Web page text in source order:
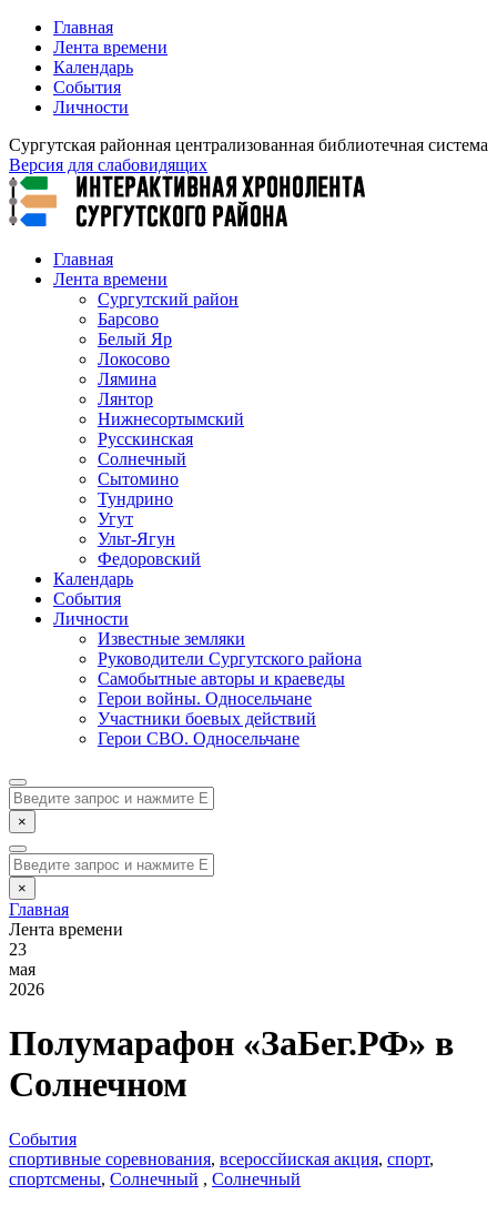
Главная
Лента времени
Календарь
События
Личности
Сургутская районная централизованная библиотечная система
Версия для слабовидящих
Главная
Лента времени
Сургутский район
Барсово
Белый Яр
Локосово
Лямина
Лянтор
Нижнесортымский
Русскинская
Солнечный
Сытомино
Тундрино
Угут
Ульт-Ягун
Федоровский
Календарь
События
Личности
Известные земляки
Руководители Сургутского района
Самобытные авторы и краеведы
Герои войны. Односельчане
Участники боевых действий
Герои СВО. Односельчане
×
×
Главная
Лента времени
23
мая
2026
Полумарафон «ЗаБег.РФ» в
Солнечном
События
спортивные соревнования, всероссйиская акция, спорт,
спортсмены, Солнечный , Солнечный